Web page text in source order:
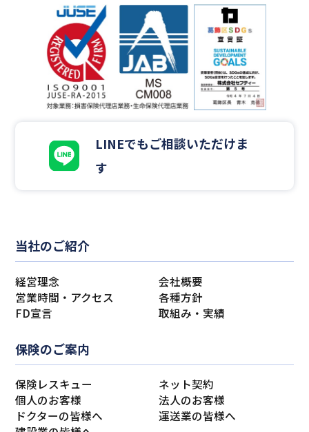
LINEでもご相談いただけま
す
当社のご紹介
経営理念
会社概要
営業時間・アクセス
各種方針
FD宣言
取組み・実績
保険のご案内
保険レスキュー
ネット契約
個人のお客様
法人のお客様
ドクターの皆様へ
運送業の皆様へ